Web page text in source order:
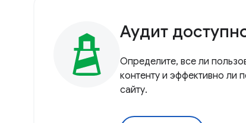
Аудит
Определите, все ли
контенту и эффективно ли
сайту.